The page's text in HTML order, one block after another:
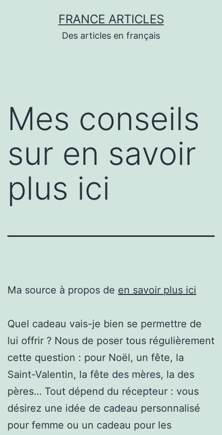
FRANCE ARTICLES
Des articles en français
Mes conseils
sur en savoir
plus ici
Ma source à propos de en savoir plus ici
Quel cadeau vais-je bien se permettre de
lui offrir ? Nous de poser tous régulièrement
cette question : pour Noël, un fête, la
Saint-Valentin, la fête des mères, la des
pères… Tout dépend du récepteur : vous
désirez une idée de cadeau personnalisé
pour femme ou un cadeau pour les